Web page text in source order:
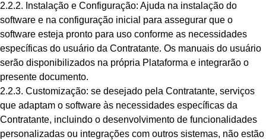
2.2.2. Instalação e Configuração: Ajuda na instalação do
software e na configuração inicial para assegurar que o
software esteja pronto para uso conforme as necessidades
específicas do usuário da Contratante. Os manuais do usuário
serão disponibilizados na própria Plataforma e integrarão o
presente documento.
2.2.3. Customização: se desejado pela Contratante, serviços
que adaptam o software às necessidades específicas da
Contratante, incluindo o desenvolvimento de funcionalidades
personalizadas ou integrações com outros sistemas, não estão